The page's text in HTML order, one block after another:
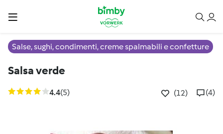
Salse, sughi, condimenti, creme spalmabili e confetture
Salsa verde
4.4(5) (12) (4)